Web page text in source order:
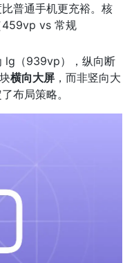
普通手机更充裕。核
459vp vs 常规
lg（939vp），纵向断
横向大屏，而非竖向大
布局策略。